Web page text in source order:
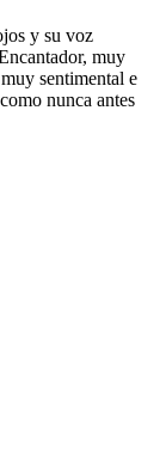
y su voz
muy
sentimental e
nunca antes